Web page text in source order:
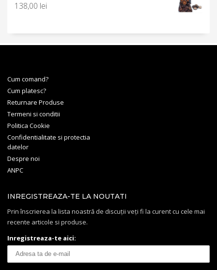
138,00 lei
Cum comand?
Cum platesc?
Returnare Produse
Termeni si conditii
Politica Cookie
Confidentialitate si protectia
datelor
Despre noi
ANPC
INREGISTREAZA-TE LA NOUTATI
Prin înscrierea la lista noastră de discuții veți fi la curent cu cele mai
recente articole si produse.
Inregistreaza-te aici: